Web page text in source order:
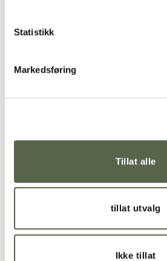
Statistikk
Markedsføring
Tillat alle
tillat utvalg
Ikke tillat
Les mer om
Legg i